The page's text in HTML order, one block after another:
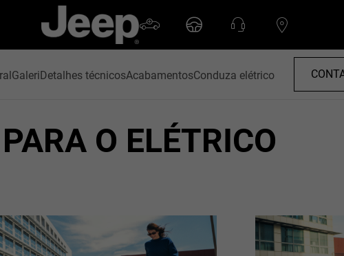
GaleriDetalhes técnicosAcabamentosConduza elétrico
O ELÉTRICO